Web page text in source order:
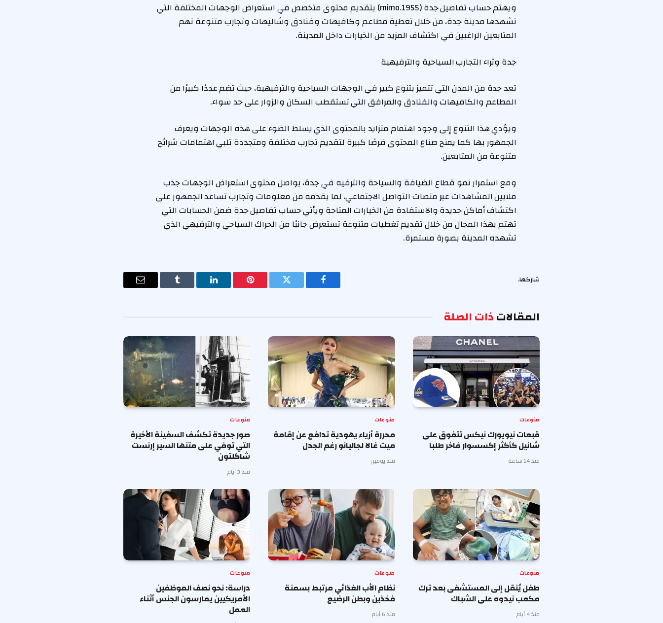
ويهتم حساب تفاصيل جدة (mimo.1955) بتقديم محتوى متخصص في استعراض الوجهات المختلفة التي
تشهدها مدينة جدة، من خلال تغطية مطاعم وكافيهات وفنادق وشاليهات وتجارب متنوعة تهم
المتابعين الراغبين في اكتشاف المزيد من الخيارات داخل المدينة.
جدة وثراء التجارب السياحية والترفيهية
تعد جدة من المدن التي تتميز بتنوع كبير في الوجهات السياحية والترفيهية، حيث تضم عددًا كبيرًا من
المطاعم والكافيهات والفنادق والمرافق التي تستقطب السكان والزوار على حد سواء.
ويؤدي هذا التنوع إلى وجود اهتمام متزايد بالمحتوى الذي يسلط الضوء على هذه الوجهات ويعرف
الجمهور بها كما يمنح صناع المحتوى فرصًا كبيرة لتقديم تجارب مختلفة ومتجددة تلبي اهتمامات شرائح
متنوعة من المتابعين.
ومع استمرار نمو قطاع الضيافة والسياحة والترفيه في جدة، يواصل محتوى استعراض الوجهات جذب
ملايين المشاهدات عبر منصات التواصل الاجتماعي، لما يقدمه من معلومات وتجارب تساعد الجمهور على
اكتشاف أماكن جديدة والاستفادة من الخيارات المتاحة ويأتي حساب تفاصيل جدة ضمن الحسابات التي
تهتم بهذا المجال من خلال تقديم تغطيات متنوعة تستعرض جانبًا من الحراك السياحي والترفيهي الذي
تشهده المدينة بصورة مستمرة.
شاركها.
فيسبوك تويتر بينتيريستلينكدإن Tumblr
البريد
المقالاتذات الصلة
منوعات
قبعات نيويورك نيكس تتفوق على
شانيل كأكثر إكسسوار فاخر طلبا
منذ 14 ساعة
منوعات
محررة أزياء يهودية تدافع عن إقامة
ميت غالا لجاليانو رغم الجدل
منذ يومين
منوعات
صور جديدة تكشف السفينة الأخيرة
التي توفي على متنها السير إرنست
شاكلتون
منذ 3 أيام
منوعات
طفل يُنقل إلى المستشفى بعد ترك
مكعب نيدوه على الشباك
منذ 4 أيام
منوعات
نظام الأب الغذائي مرتبط بسمنة
فخذين وبطن الرضيع
منذ 6 أيام
منوعات
دراسة: نحو نصف الموظفين
الأمريكيين يمارسون الجنس أثناء
العمل